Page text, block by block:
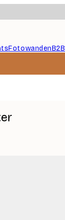
FotowandenB2B